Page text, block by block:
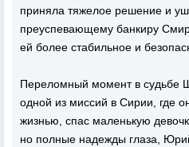
приняла тяжелое решение и
преуспевающему банкиру
ей более стабильное и
Переломный момент в судьбе
одной из миссий в Сирии, где
жизнью, спас маленькую
но полные надежды глаза,